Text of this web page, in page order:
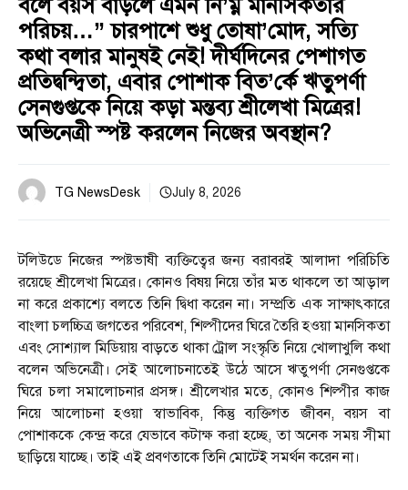
বলে বয়স বাড়লে এমন নি’ম্ন মানসিকতার
পরিচয়…” চারপাশে শুধু তোষা’মোদ, সত্যি
কথা বলার মানুষই নেই! দীর্ঘদিনের পেশাগত
প্রতিদ্বন্দ্বিতা, এবার পোশাক বিত’র্কে ঋতুপর্ণা
সেনগুপ্তকে নিয়ে কড়া মন্তব্য শ্রীলেখা মিত্রের!
অভিনেত্রী স্পষ্ট করলেন নিজের অবস্থান?
TG NewsDesk July 8, 2026
টলিউডে নিজের স্পষ্টভাষী ব্যক্তিত্বের জন্য বরাবরই আলাদা পরিচিতি
রয়েছে শ্রীলেখা মিত্রের। কোনও বিষয় নিয়ে তাঁর মত থাকলে তা আড়াল
না করে প্রকাশ্যে বলতে তিনি দ্বিধা করেন না। সম্প্রতি এক সাক্ষাৎকারে
বাংলা চলচ্চিত্র জগতের পরিবেশ, শিল্পীদের ঘিরে তৈরি হওয়া মানসিকতা
এবং সোশ্যাল মিডিয়ায় বাড়তে থাকা ট্রোল সংস্কৃতি নিয়ে খোলাখুলি কথা
বলেন অভিনেত্রী। সেই আলোচনাতেই উঠে আসে ঋতুপর্ণা সেনগুপ্তকে
ঘিরে চলা সমালোচনার প্রসঙ্গ। শ্রীলেখার মতে, কোনও শিল্পীর কাজ
নিয়ে আলোচনা হওয়া স্বাভাবিক, কিন্তু ব্যক্তিগত জীবন, বয়স বা
পোশাককে কেন্দ্র করে যেভাবে কটাক্ষ করা হচ্ছে, তা অনেক সময় সীমা
ছাড়িয়ে যাচ্ছে। তাই এই প্রবণতাকে তিনি মোটেই সমর্থন করেন না।